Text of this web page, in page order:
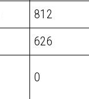
812
626
0